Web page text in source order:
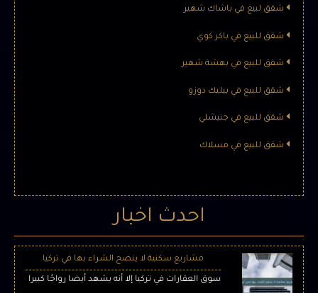
شقق لبيع في باشاك شهير
شقق للبيع في باكر كوي
شقق للبيع في بهشة شهير
شقق للبيع في بيليك دوزو
شقق للبيع في جنيشلي
شقق للبيع في مسلاك
احدث اخبار
مشاريع سكنية لا ينصح الشراء بها في تركيا
الذي يحضى به سوق العقارات في تركيا إلا أنه يشهد أيضا رواجًا كبيرا في عمليات